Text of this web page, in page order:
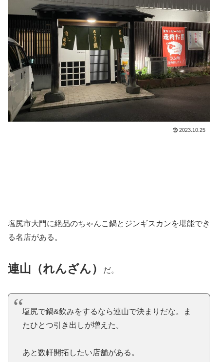
2023.10.25
塩尻市大門に絶品のちゃんこ鍋とジンギスカンを堪能でき
る名店がある。
連山（れんざん） だ。
塩尻で鍋&飲みをするなら連山で決まりだな。ま
たひとつ引き出しが増えた。
あと数軒開拓したい店舗がある。